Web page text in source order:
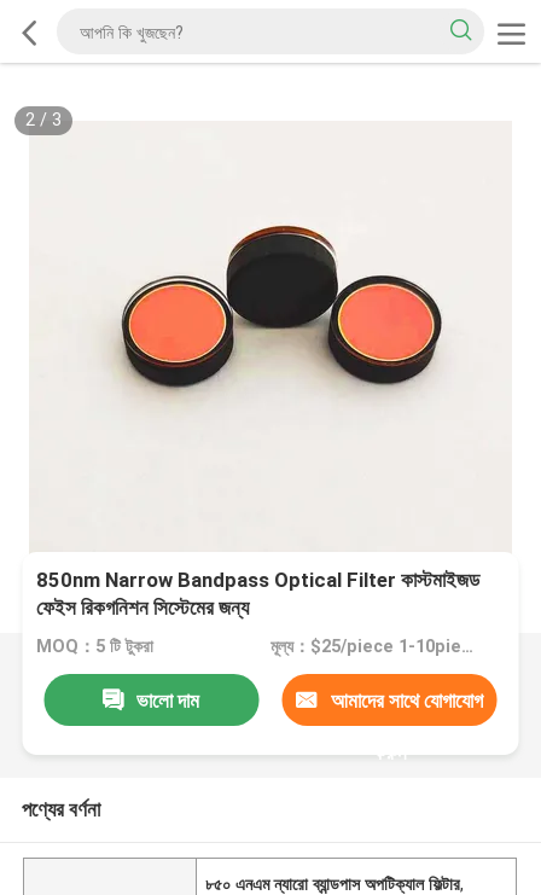
2/ 3
850nm Narrow Bandpass Optical Filter কাস্টমাইজড
ফেইস রিকগনিশন সিস্টেমের জন্য
MOQ：5 টি টুকরা মূল্য：$25/piece 1-10piece; $20/piece 11-50pieces; $15piece >=51pieces
ভালো দাম আমাদের সাথে যোগাযোগ
করুন
পণ্যের বর্ণনা
৮৫০ এনএম ন্যারো ব্যান্ডপাস অপটিক্যাল ফিল্টার,